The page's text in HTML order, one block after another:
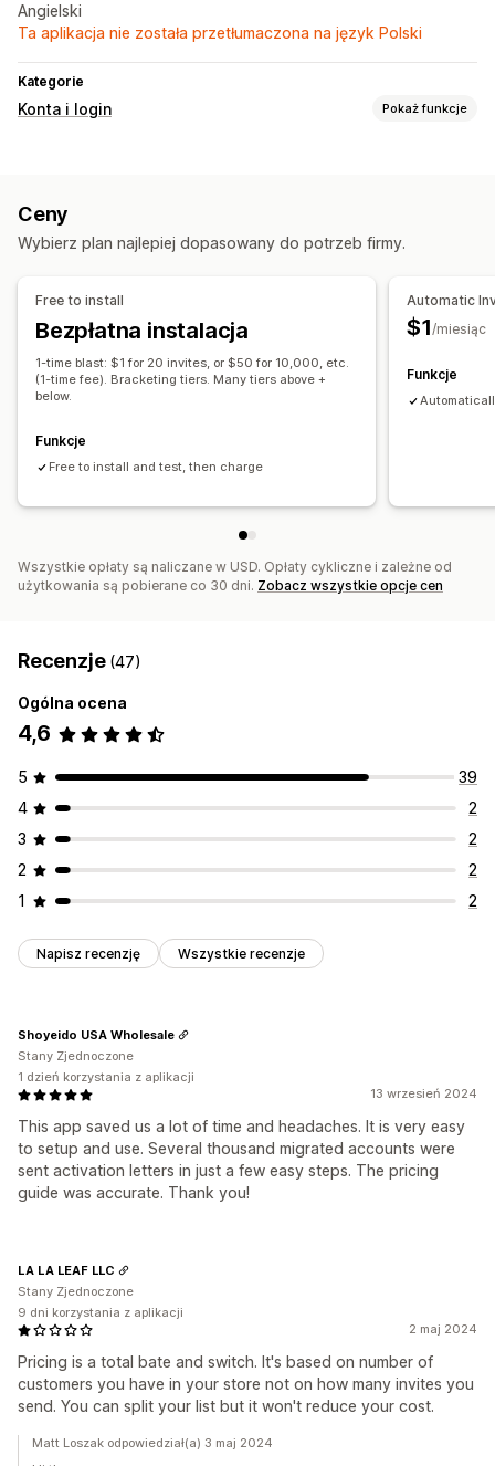
Angielski
Ta aplikacja nie została przetłumaczona na język Polski
Kategorie
Konta i login Pokaż funkcje
Ceny
Wybierz plan najlepiej dopasowany do potrzeb firmy.
Free to install
Bezpłatna instalacja
1-time blast: $1 for 20 invites, or $50 for 10,000, etc.
(1-time fee). Bracketing tiers. Many tiers above +
below.
Funkcje
Free to install and test, then charge
Automatic
$1/miesiąc
Funkcje
Wszystkie opłaty są naliczane w USD. Opłaty cykliczne i zależne od
użytkowania są pobierane co 30 dni. Zobacz wszystkie opcje cen
Recenzje (47)
Ogólna ocena
4,6
5
39
4
2
3
2
2
2
1
2
Napisz recenzję Wszystkie recenzje
13 wrzesień 2024
This app saved us a lot of time and headaches. It is very easy
to setup and use. Several thousand migrated accounts were
sent activation letters in just a few easy steps. The pricing
guide was accurate. Thank you!
Shoyeido USA Wholesale
Stany Zjednoczone
1 dzień korzystania z aplikacji
2 maj 2024
Pricing is a total bate and switch. It's based on number of
customers you have in your store not on how many invites you
send. You can split your list but it won't reduce your cost.
LA LA LEAF LLC
Stany Zjednoczone
9 dni korzystania z aplikacji
Matt Loszak odpowiedział(a) 3 maj 2024